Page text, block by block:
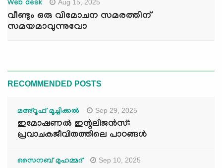
Web desk Aug 15, 2025
വീണ്ടും ഒരു വിമോചന സമരത്തിന്
സമയമാവുന്നുവോ
RECOMMENDED POSTS
മഅ്റൂഫ് മൂച്ചിക്കല്‍ Sep 29, 2025
ഇമോഷണൽ ഇന്റലിജൻസ്:
പ്രവാചകജീവിതത്തിലെ പാഠങ്ങൾ
സൈനബ് മുഹമ്മദ് Sep 10, 2025